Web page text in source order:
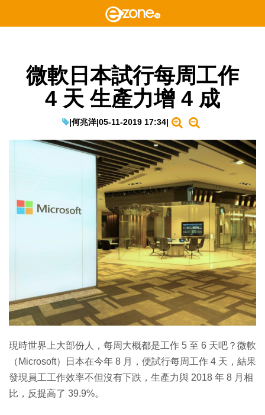
微軟日本試行每周工作
4 天 生產力增 4 成
|何兆洋|05-11-2019 17:34|
現時世界上大部份人，每周大概都是工作 5 至 6 天吧？微軟
（Microsoft）日本在今年 8 月，便試行每周工作 4 天，結果
發現員工工作效率不但沒有下跌，生產力與 2018 年 8 月相
比，反提高了 39.9%。